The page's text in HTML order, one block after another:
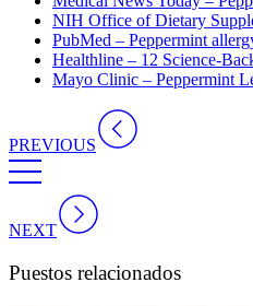
NIH Office of Dietary
PubMed – Peppermint
Healthline – 12 Science-
Mayo Clinic – Peppermint
PREVIOUS
NEXT
Puestos relacionados